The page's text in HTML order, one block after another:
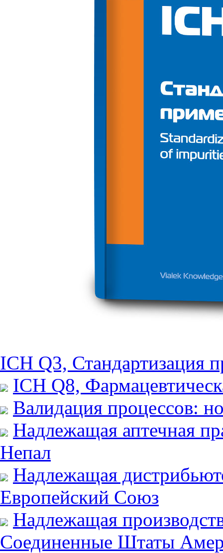
ICH Q3, Стандартизация
ICH Q8,
Валидация процессов:
Надлежащая аптечная
Непал
Надлежащая
Европейский Союз
Надлежащая
Соединенные Штаты